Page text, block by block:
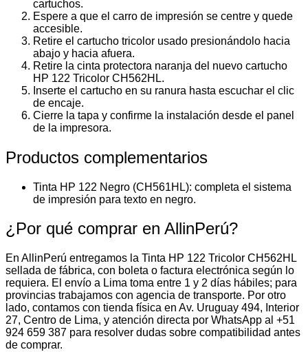
cartuchos.
Espere a que el carro de impresión se centre y quede
accesible.
Retire el cartucho tricolor usado presionándolo hacia
abajo y hacia afuera.
Retire la cinta protectora naranja del nuevo cartucho
HP 122 Tricolor CH562HL.
Inserte el cartucho en su ranura hasta escuchar el clic
de encaje.
Cierre la tapa y confirme la instalación desde el panel
de la impresora.
Productos complementarios
Tinta HP 122 Negro (CH561HL): completa el sistema
de impresión para texto en negro.
¿Por qué comprar en AllinPerú?
En AllinPerú entregamos la Tinta HP 122 Tricolor CH562HL
sellada de fábrica, con boleta o factura electrónica según lo
requiera. El envío a Lima toma entre 1 y 2 días hábiles; para
provincias trabajamos con agencia de transporte. Por otro
lado, contamos con tienda física en Av. Uruguay 494, Interior
27, Centro de Lima, y atención directa por WhatsApp al +51
924 659 387 para resolver dudas sobre compatibilidad antes
de comprar.